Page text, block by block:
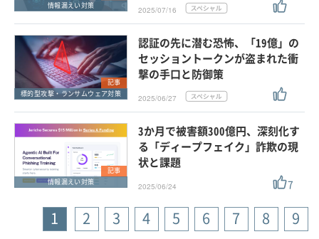
情報漏えい対策
2025/07/16
記事
標的型攻撃・ランサムウェア対策
認証の先に潜む恐怖、「19億」の
セッショントークンが盗まれた衝
撃の手口と防御策
2025/06/27
記事
情報漏えい対策
3か月で被害額300億円、深刻化す
る「ディープフェイク」詐欺の現
状と課題
2025/06/24 7
1 2 3 4 5 6 7 8
9